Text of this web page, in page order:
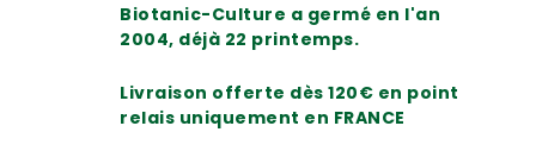
Biotanic-Culture a germé en l'an
2004, déjà 22 printemps.
Livraison offerte dès 120€ en point
relais uniquement en FRANCE